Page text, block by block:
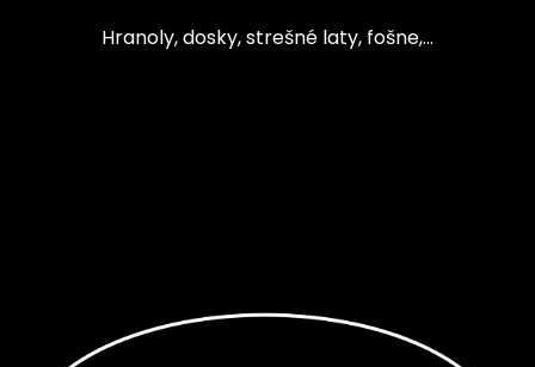
Hranoly, dosky, strešné laty, fošne,...